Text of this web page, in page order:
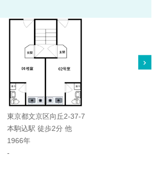
東京都文京区向丘2-37-7
本駒込駅 徒歩2分 他
1966年
-